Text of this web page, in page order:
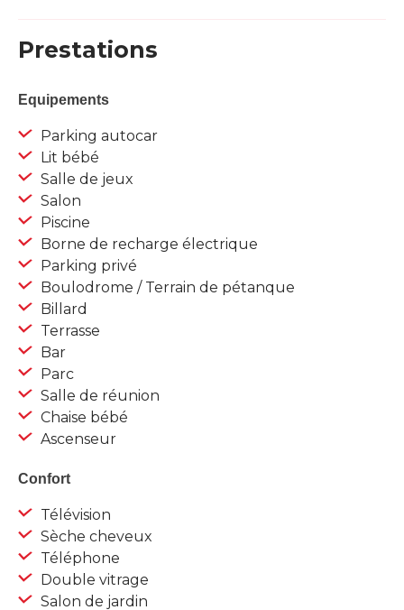
Prestations
Equipements
Parking autocar
Lit bébé
Salle de jeux
Salon
Piscine
Borne de recharge électrique
Parking privé
Boulodrome / Terrain de pétanque
Billard
Terrasse
Bar
Parc
Salle de réunion
Chaise bébé
Ascenseur
Confort
Télévision
Sèche cheveux
Téléphone
Double vitrage
Salon de jardin